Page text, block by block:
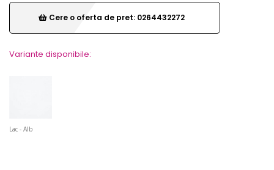
Cere o oferta de pret: 0264432272
Variante disponibile:
Lac - Alb